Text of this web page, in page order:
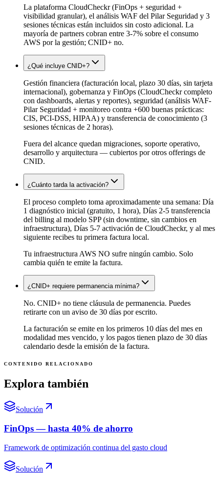
La plataforma CloudCheckr (FinOps + seguridad +
visibilidad granular), el análisis WAF del Pilar Seguridad y 3
sesiones técnicas están incluidos sin costo adicional. La
mayoría de partners cobran entre 3-7% sobre el consumo
AWS por la gestión; CNID+ no.
¿Qué incluye CNID+?
Gestión financiera (facturación local, plazo 30 días, sin tarjeta
internacional), gobernanza y FinOps (CloudCheckr completo
con dashboards, alertas y reportes), seguridad (análisis WAF-
Pilar Seguridad + monitoreo contra +600 buenas prácticas:
CIS, PCI-DSS, HIPAA) y transferencia de conocimiento (3
sesiones técnicas de 2 horas).
Fuera del alcance quedan migraciones, soporte operativo,
desarrollo y arquitectura — cubiertos por otros offerings de
CNID.
¿Cuánto tarda la activación?
El proceso completo toma aproximadamente una semana: Día
1 diagnóstico inicial (gratuito, 1 hora), Días 2-5 transferencia
del billing al modelo SPP (sin downtime, sin cambios en
infraestructura), Días 5-7 activación de CloudCheckr, y al mes
siguiente recibes tu primera factura local.
Tu infraestructura AWS NO sufre ningún cambio. Solo
cambia quién te emite la factura.
¿CNID+ requiere permanencia mínima?
No. CNID+ no tiene cláusula de permanencia. Puedes
retirarte con un aviso de 30 días por escrito.
La facturación se emite en los primeros 10 días del mes en
modalidad mes vencido, y los pagos tienen plazo de 30 días
calendario desde la emisión de la factura.
CONTENIDO RELACIONADO
Explora también
Solución
FinOps — hasta 40% de ahorro
Framework de optimización continua del gasto cloud
Solución